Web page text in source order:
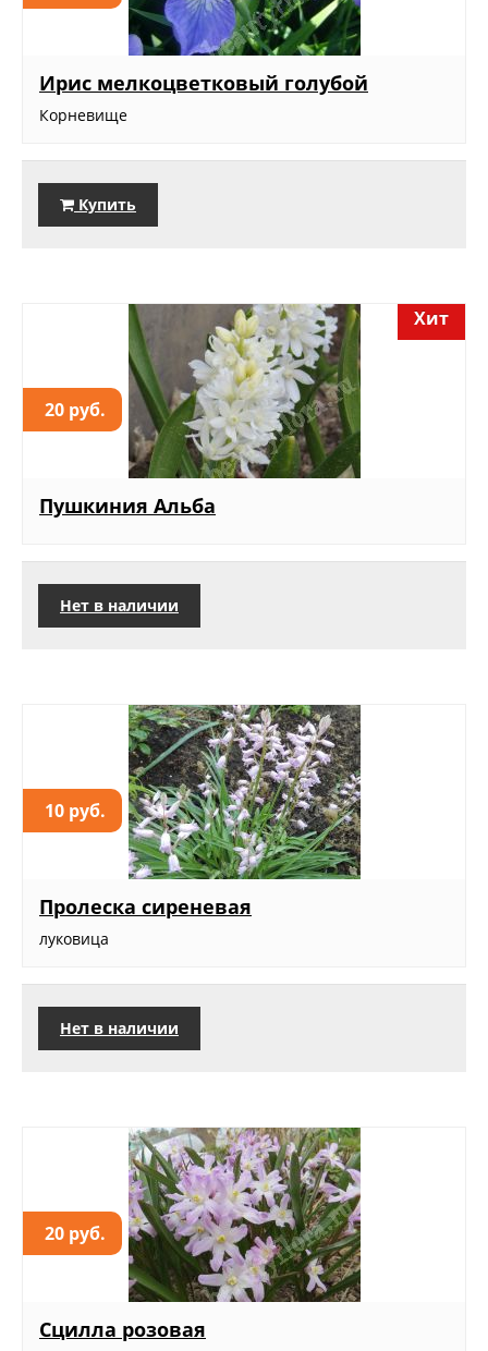
Ирис мелкоцветковый голубой
Корневище
Купить
20 руб.
Хит
Пушкиния Альба
Нет в наличии
10 руб.
Пролеска сиреневая
луковица
Нет в наличии
20 руб.
Сцилла розовая